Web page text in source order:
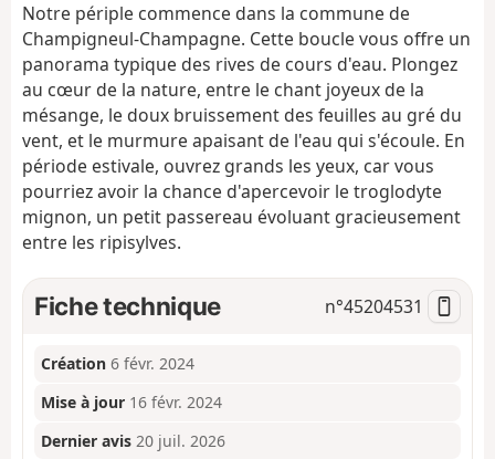
g
i
o
Notre périple commence dans la commune de
Champigneul-Champagne. Cette boucle vous offre un
panorama typique des rives de cours d'eau. Plongez
au cœur de la nature, entre le chant joyeux de la
mésange, le doux bruissement des feuilles au gré du
vent, et le murmure apaisant de l'eau qui s'écoule. En
période estivale, ouvrez grands les yeux, car vous
pourriez avoir la chance d'apercevoir le troglodyte
mignon, un petit passereau évoluant gracieusement
entre les ripisylves.
Fiche technique n°45204531
Création 6 févr. 2024
Mise à jour 16 févr. 2024
Dernier avis 20 juil. 2026